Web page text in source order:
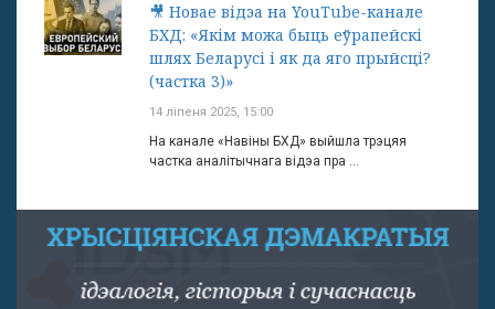
🎥 Новае відэа на YouTube-канале
БХД: «Якім можа быць еўрапейскі
шлях Беларусі і як да яго прыйсці?
(частка 3)»
14 ліпеня 2025, 15:00
На канале «Навіны БХД» выйшла трэцяя
частка аналітычнага відэа пра ...